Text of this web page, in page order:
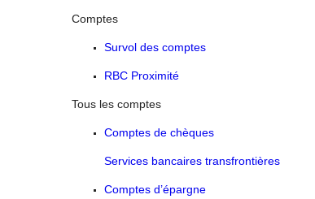
Comptes
Survol des comptes
RBC Proximité
Tous les comptes
Comptes de chèques
Services bancaires transfrontières
Comptes d’épargne